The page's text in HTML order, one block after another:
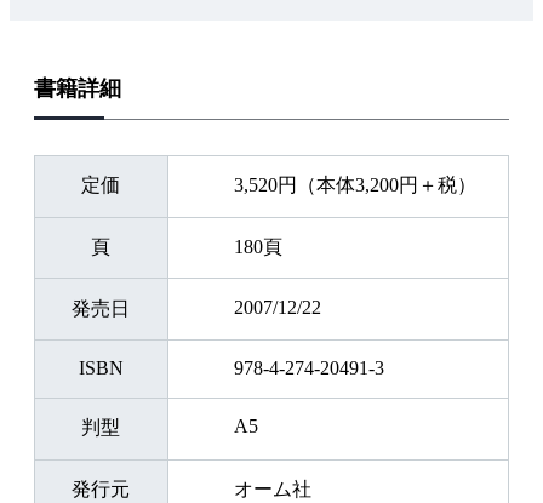
書籍詳細
定価 3,520円（本体3,200円＋税）
頁 180頁
発売日 2007/12/22
ISBN 978-4-274-20491-3
判型 A5
発行元 オーム社